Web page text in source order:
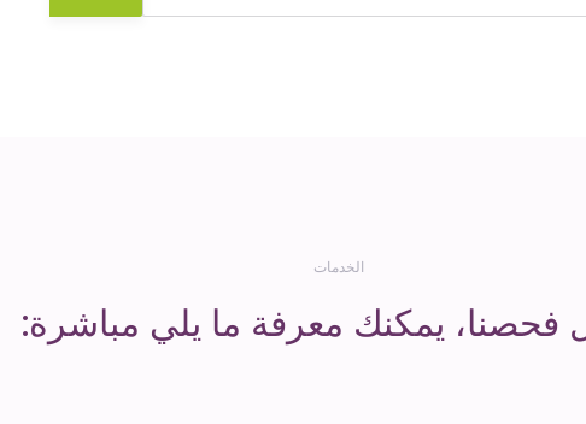
الخدمات
فحصنا، يمكنك معرفة ما يلي مباشرة: